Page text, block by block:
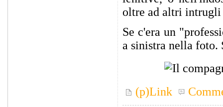
oltre ad altri intrugli
Se c'era un
a sinistra nella foto.
(p)Link